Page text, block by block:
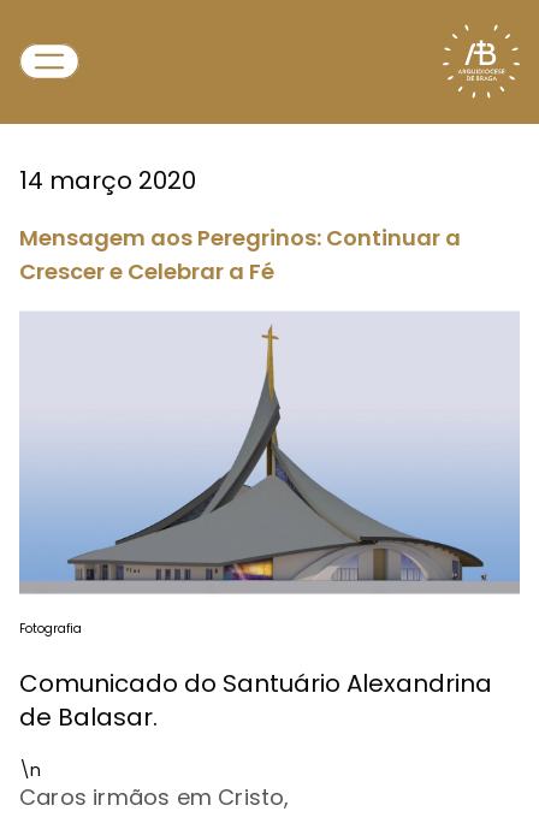
14 março 2020
Mensagem aos Peregrinos: Continuar a
Crescer e Celebrar a Fé
Fotografia
Comunicado do Santuário Alexandrina
de Balasar.
\n
Caros irmãos em Cristo,